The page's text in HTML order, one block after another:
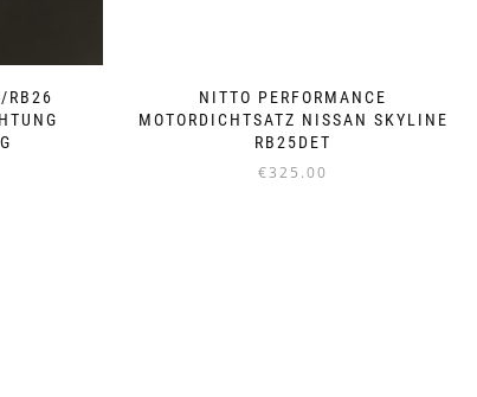
RB26
NITTO PERFORMANCE
MOTORDICHTSATZ NISSAN SKYLINE
RB25DET
€325.00